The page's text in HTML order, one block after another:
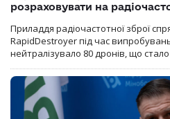
розраховувати на
Приладдя радіочастотної зброї
RapidDestroyer під час
нейтралізувало 80 дронів, що